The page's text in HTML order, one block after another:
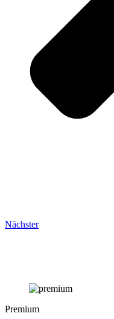
Nächster
Premium